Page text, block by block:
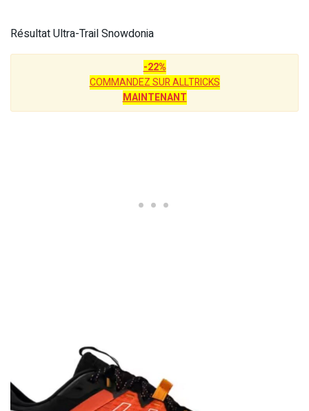
Résultat Ultra-Trail Snowdonia
-22%
COMMANDEZ SUR ALLTRICKS
MAINTENANT